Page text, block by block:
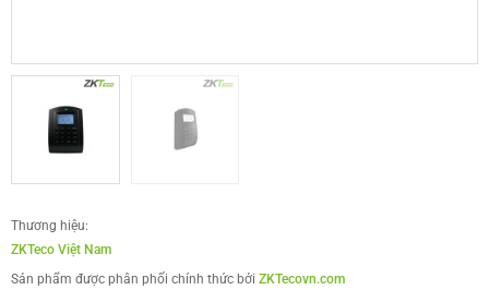
Thương hiệu:
ZKTeco Việt Nam
Sản phẩm được phân phối chính thức bởi ZKTecovn.com